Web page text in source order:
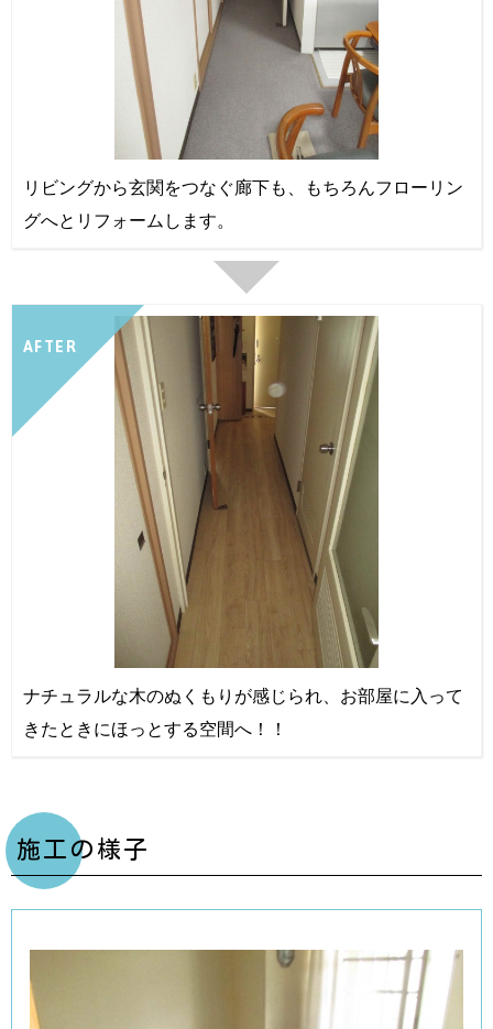
リビングから玄関をつなぐ廊下も、もちろんフローリン
グへとリフォームします。
AFTER
ナチュラルな木のぬくもりが感じられ、お部屋に入って
きたときにほっとする空間へ！！
施工の様子